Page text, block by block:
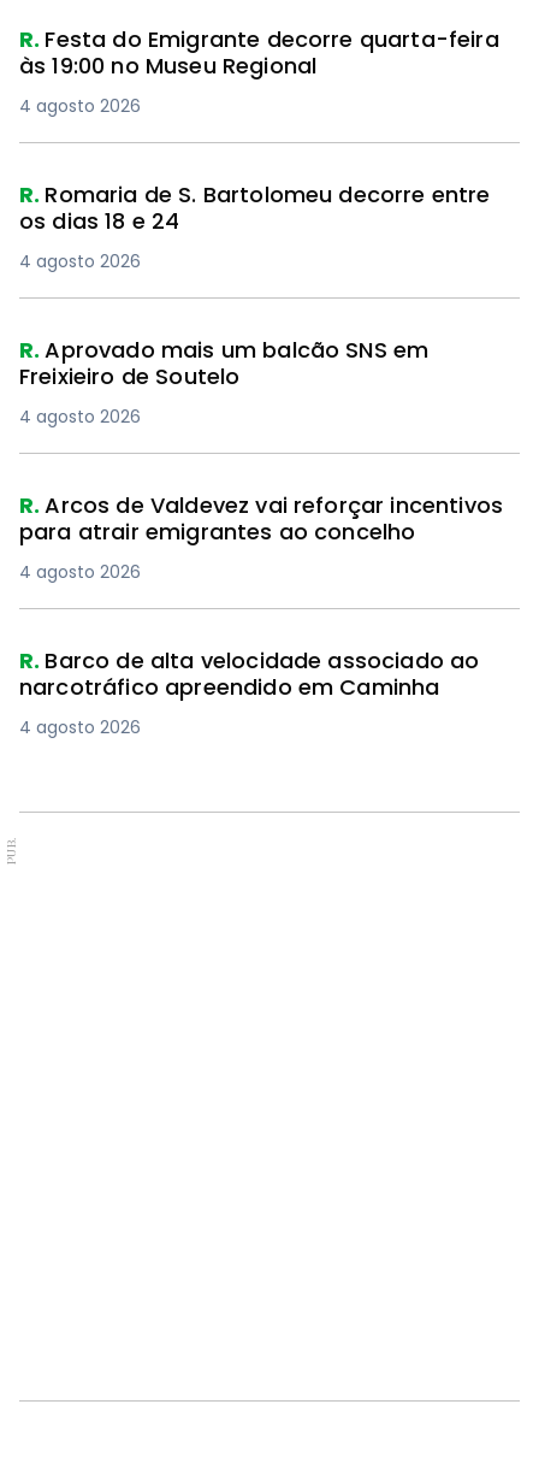
R. Festa do Emigrante decorre quarta-feira
às 19:00 no Museu Regional
4 agosto 2026
R. Romaria de S. Bartolomeu decorre entre
os dias 18 e 24
4 agosto 2026
R.Aprovado mais um balcão SNS em
Freixieiro de Soutelo
4 agosto 2026
R.Arcos de Valdevez vai reforçar incentivos
para atrair emigrantes ao concelho
4 agosto 2026
R. Barco de alta velocidade associado ao
narcotráfico apreendido em Caminha
4 agosto 2026
PUB.